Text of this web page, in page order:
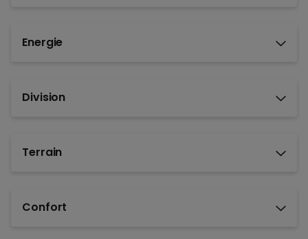
Energie
Division
Terrain
Confort